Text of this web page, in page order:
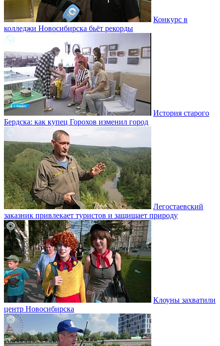
Конкурс в
колледжи Новосибирска бьёт рекорды
История старого
Бердска: как купец Горохов изменил город
Легостаевский
заказник привлекает туристов и защищает природу
Клоуны захватили
центр Новосибирска